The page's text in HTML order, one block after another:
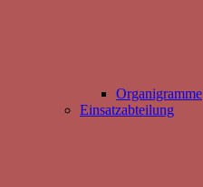
Organigramme
Einsatzabteilung